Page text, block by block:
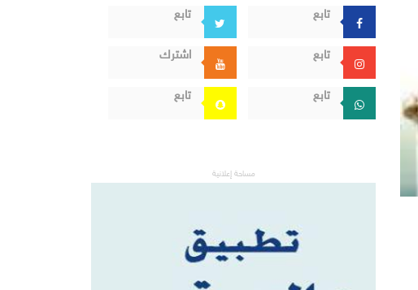
تابع
تابع
تابع
اشترك
تابع
تابع
مساحة إعلانية